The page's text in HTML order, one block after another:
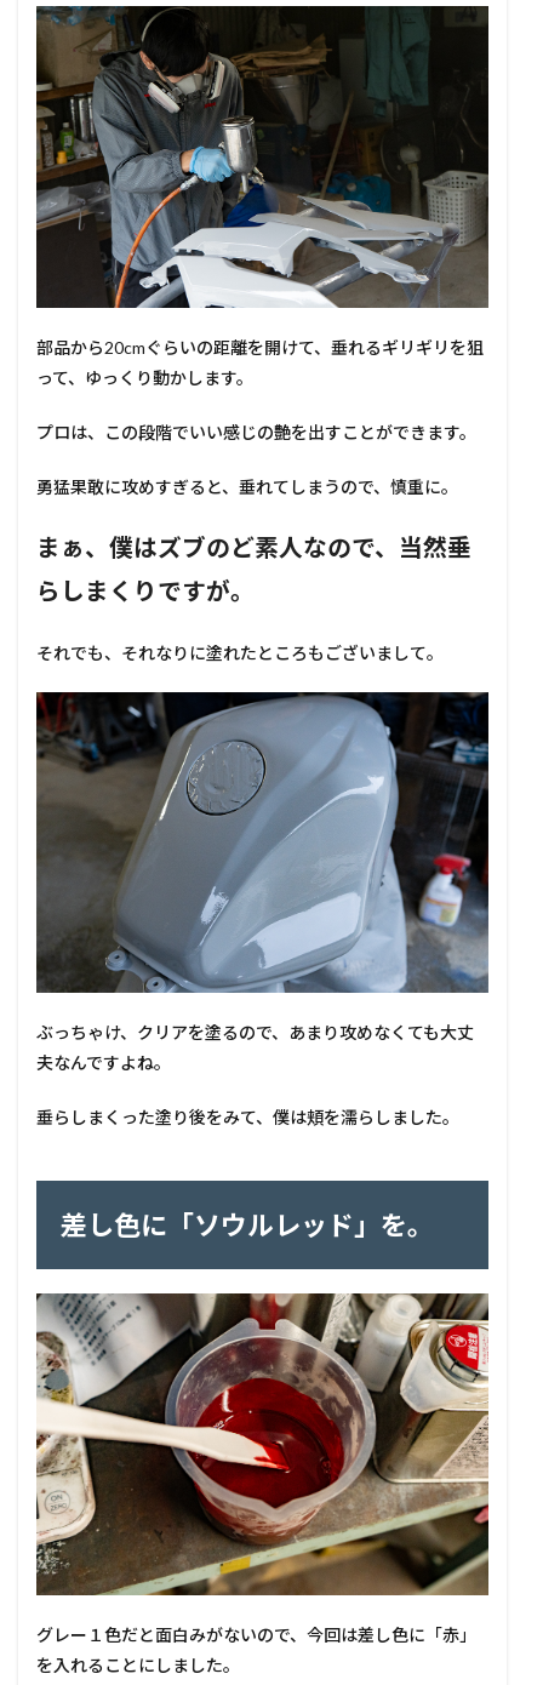
部品から20cmぐらいの距離を開けて、垂れるギリギリを狙
って、ゆっくり動かします。
プロは、この段階でいい感じの艶を出すことができます。
勇猛果敢に攻めすぎると、垂れてしまうので、慎重に。
まぁ、僕はズブのど素人なので、当然垂
らしまくりですが。
それでも、それなりに塗れたところもございまして。
ぶっちゃけ、クリアを塗るので、あまり攻めなくても大丈
夫なんですよね。
垂らしまくった塗り後をみて、僕は頬を濡らしました。
差し色に「ソウルレッド」を。
グレー１色だと面白みがないので、今回は差し色に「赤」
を入れることにしました。